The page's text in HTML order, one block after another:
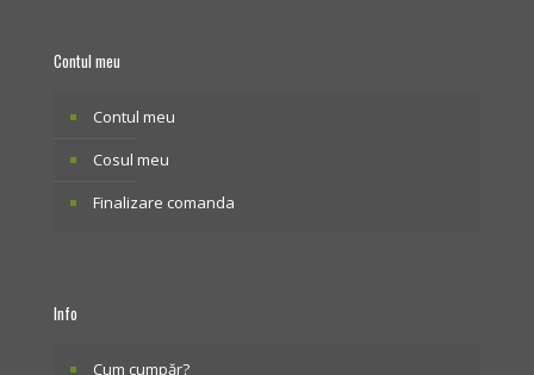
Contul meu
Contul meu
Cosul meu
Finalizare comanda
Info
Cum cumpăr?